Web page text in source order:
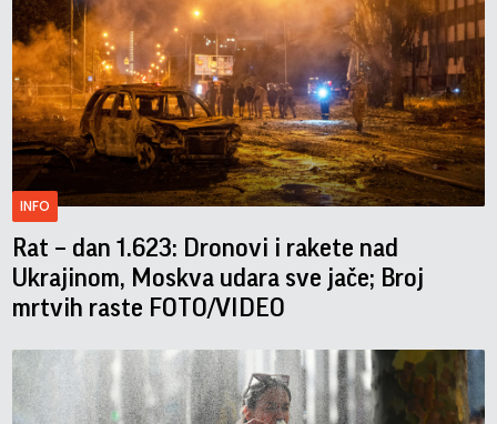
INFO
Rat – dan 1.623: Dronovi i rakete nad
Ukrajinom, Moskva udara sve jače; Broj
mrtvih raste FOTO/VIDEO